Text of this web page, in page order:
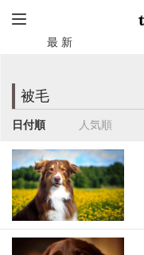
最 新
被毛
日付順 人気順